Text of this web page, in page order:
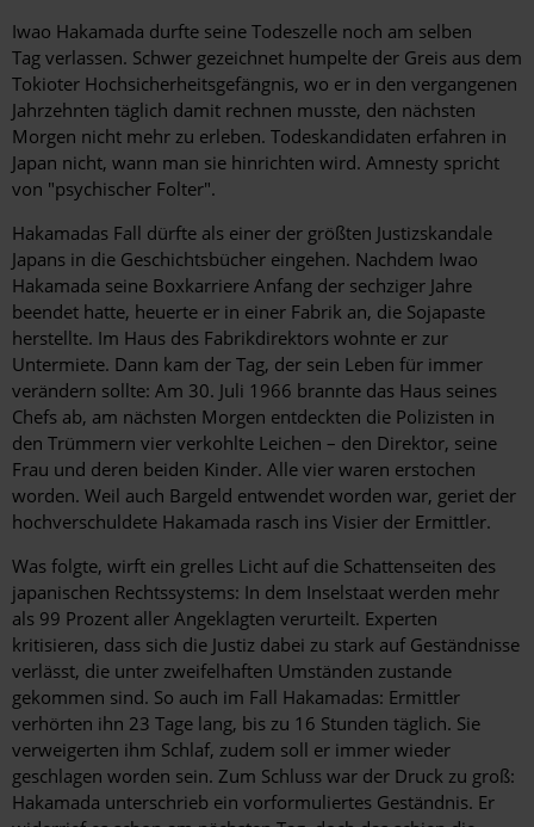
Iwao Hakamada durfte seine Todeszelle noch am selben
Tag verlassen. Schwer gezeichnet humpelte der Greis aus dem
Tokioter Hochsicherheitsgefängnis, wo er in den vergangenen
Jahrzehnten täglich damit rechnen musste, den nächsten
Morgen nicht mehr zu erleben. Todeskandidaten erfahren in
Japan nicht, wann man sie hinrichten wird. Amnesty spricht
von "psychischer Folter".
Hakamadas Fall dürfte als einer der größten Justizskandale
Japans in die Geschichtsbücher eingehen. Nachdem Iwao
Hakamada seine Boxkarriere Anfang der sechziger Jahre
beendet hatte, heuerte er in einer Fabrik an, die Sojapaste
herstellte. Im Haus des Fabrikdirektors wohnte er zur
Untermiete. Dann kam der Tag, der sein Leben für immer
verändern sollte: Am 30. Juli 1966 brannte das Haus seines
Chefs ab, am nächsten Morgen entdeckten die Polizisten in
den Trümmern vier verkohlte Leichen – den Direktor, seine
Frau und deren beiden Kinder. Alle vier waren erstochen
worden. Weil auch Bargeld entwendet worden war, geriet der
hochverschuldete Hakamada rasch ins Visier der Ermittler.
Was folgte, wirft ein grelles Licht auf die Schattenseiten des
japanischen Rechtssystems: In dem Inselstaat werden mehr
als 99 Prozent aller Angeklagten verurteilt. Experten
kritisieren, dass sich die Justiz dabei zu stark auf Geständnisse
verlässt, die unter zweifelhaften Umständen zustande
gekommen sind. So auch im Fall Hakamadas: Ermittler
verhörten ihn 23 Tage lang, bis zu 16 Stunden täglich. Sie
verweigerten ihm Schlaf, zudem soll er immer wieder
geschlagen worden sein. Zum Schluss war der Druck zu groß:
Hakamada unterschrieb ein ­vorformuliertes Geständnis. Er